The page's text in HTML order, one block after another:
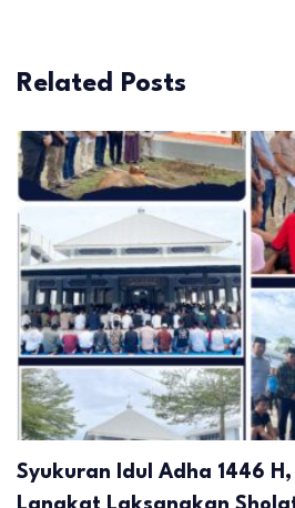
Related Posts
Syukuran Idul Adha 1446